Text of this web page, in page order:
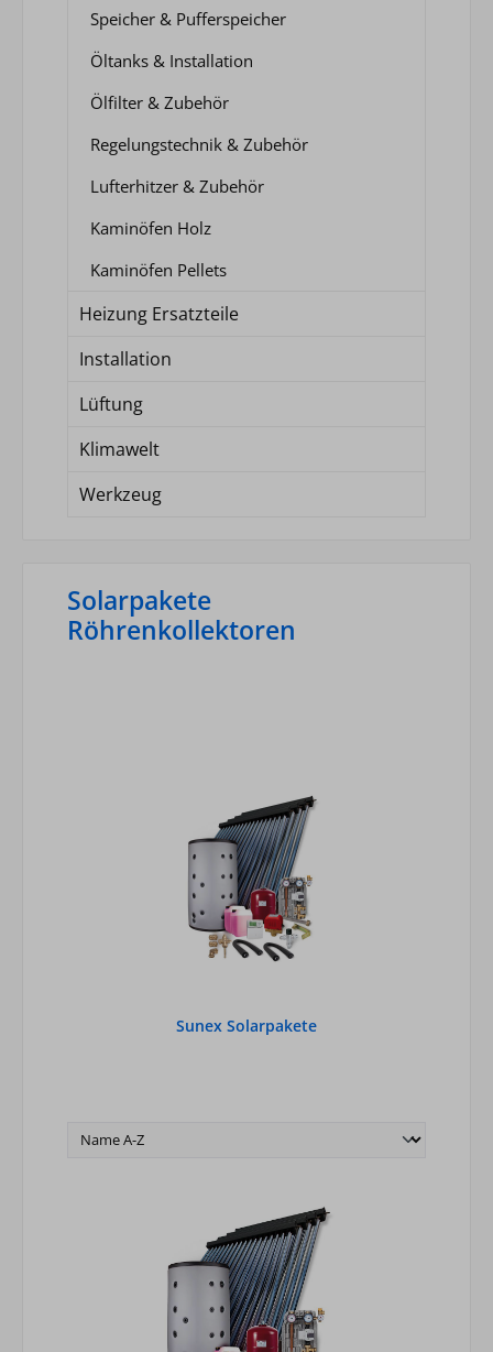
Speicher & Pufferspeicher
Öltanks & Installation
Ölfilter & Zubehör
Regelungstechnik & Zubehör
Lufterhitzer & Zubehör
Kaminöfen Holz
Kaminöfen Pellets
Heizung Ersatzteile
Installation
Lüftung
Klimawelt
Werkzeug
Solarpakete
Röhrenkollektoren
Sunex Solarpakete